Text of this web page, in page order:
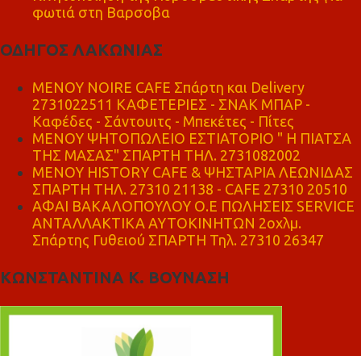
φωτιά στη Βαρσοβα
ΟΔΗΓΟΣ ΛΑΚΩΝΙΑΣ
MENOY NOIRE CAFE Σπάρτη και Delivery
2731022511 ΚΑΦΕΤΕΡΙΕΣ - ΣΝΑΚ ΜΠΑΡ -
Καφέδες - Σάντουιτς - Μπεκέτες - Πίτες
ΜΕΝΟΥ ΨΗΤΟΠΩΛΕΙΟ ΕΣΤΙΑΤΟΡΙΟ " Η ΠΙΑΤΣΑ
ΤΗΣ ΜΑΣΑΣ" ΣΠΑΡΤΗ ΤΗΛ. 2731082002
ΜΕΝΟΥ HISTORY CAFE & ΨΗΣΤΑΡΙΑ ΛΕΩΝΙΔΑΣ
ΣΠΑΡΤΗ ΤΗΛ. 27310 21138 - CAFE 27310 20510
ΑΦΑΙ ΒΑΚΑΛΟΠΟΥΛΟΥ Ο.Ε ΠΩΛΗΣΕΙΣ SERVICE
ΑΝΤΑΛΛΑΚΤΙΚΑ ΑΥΤΟΚΙΝΗΤΩΝ 2οχλμ.
Σπάρτης Γυθειού ΣΠΑΡΤΗ Τηλ. 27310 26347
ΚΩΝΣΤΑΝΤΙΝΑ Κ. ΒΟΥΝΑΣΗ